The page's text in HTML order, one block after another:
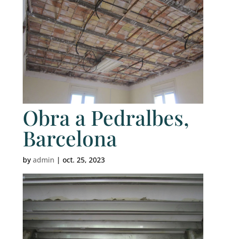
Obra a Pedralbes,
Barcelona
by admin | oct. 25, 2023